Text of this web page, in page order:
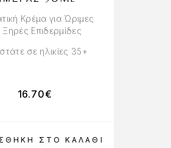
ΣΤΟ ΚΑΛΆΘΙ
Κρέμα για Ώριμες
Ξηρές Επιδερμίδες
σε ηλικίες 35+
16.70€